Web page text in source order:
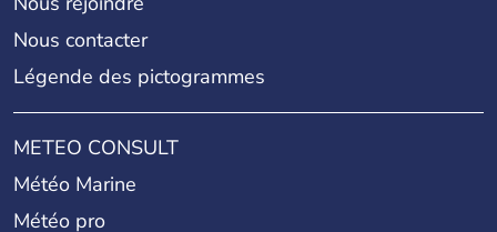
Nous contacter
Légende des pictogrammes
METEO CONSULT
Météo Marine
Météo pro